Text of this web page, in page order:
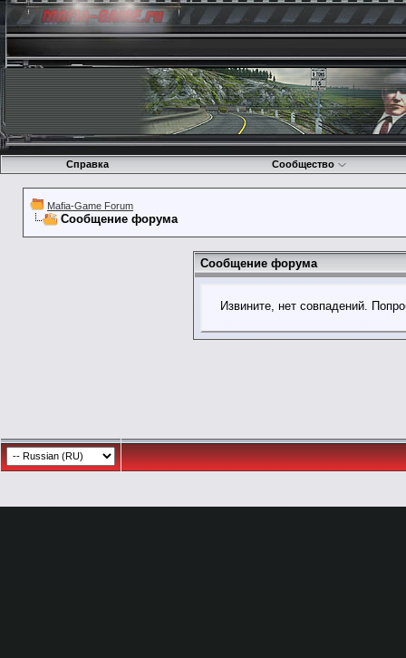
Справка Сообщество
Mafia-Game Forum
Сообщение форума
Сообщение форума
Извините, нет совпадений.